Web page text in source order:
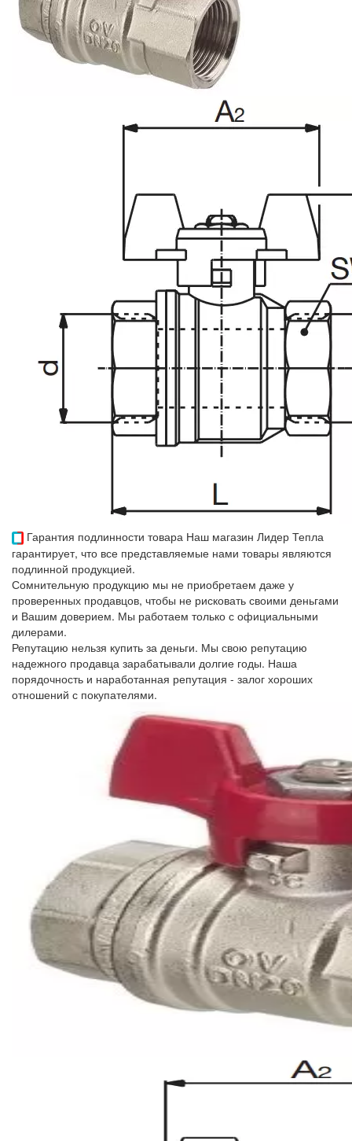
Гарантия подлинности товара Наш магазин Лидер Тепла
гарантирует, что все представляемые нами товары являются
подлинной продукцией.
Сомнительную продукцию мы не приобретаем даже у
проверенных продавцов, чтобы не рисковать своими деньгами
и Вашим доверием. Мы работаем только с официальными
дилерами.
Репутацию нельзя купить за деньги. Мы свою репутацию
надежного продавца зарабатывали долгие годы. Наша
порядочность и наработанная репутация - залог хороших
отношений с покупателями.